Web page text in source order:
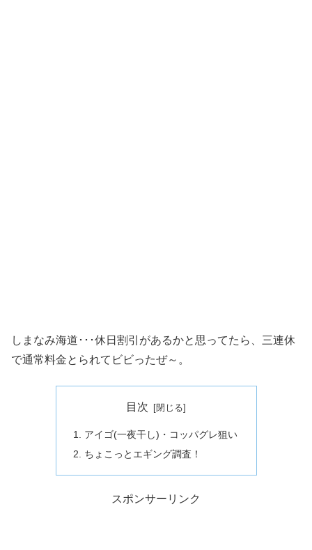
しまなみ海道･･･休日割引があるかと思ってたら、三連休
で通常料金とられてビビったぜ～。
目次
アイゴ(一夜干し)・コッパグレ狙い
ちょこっとエギング調査！
スポンサーリンク